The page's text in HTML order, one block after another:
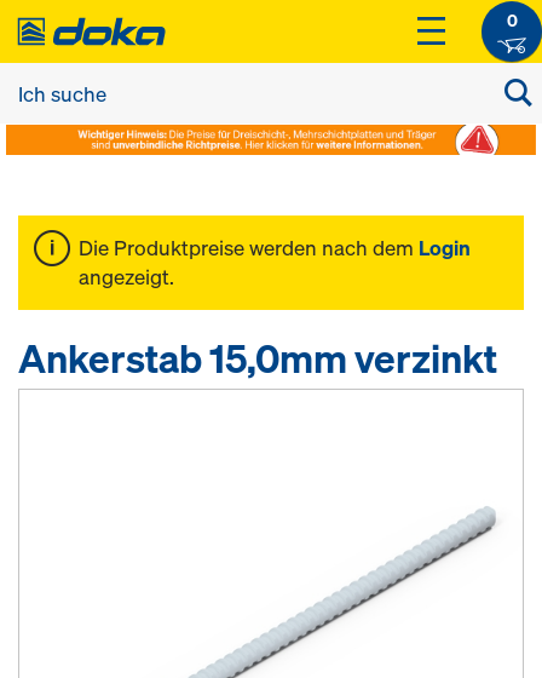
0
Die Produktpreise werden nach dem Login
angezeigt.
Ankerstab 15,0mm verzinkt